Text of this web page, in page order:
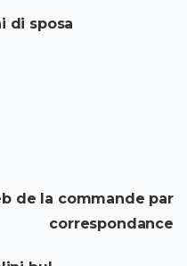
di sposa
de la commande par
correspondance